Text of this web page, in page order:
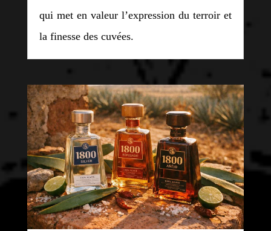
qui met en valeur l’expression du terroir et
la finesse des cuvées.